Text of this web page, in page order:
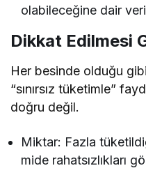
olabileceğine dair
Dikkat Edilmesi
Her besinde olduğu
“sınırsız tüketimle”
doğru değil.
Miktar: Fazla
mide rahatsızlıkları